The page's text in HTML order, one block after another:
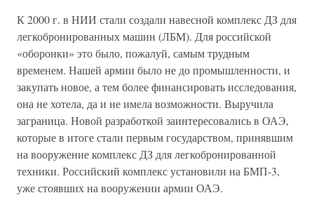
К 2000 г. в НИИ стали создали навесной комплекс ДЗ для
легкобронированных машин (ЛБМ). Для российской
«оборонки» это было, пожалуй, самым трудным
временем. Нашей армии было не до промышленности, и
закупать новое, а тем более финансировать исследования,
она не хотела, да и не имела возможности. Выручила
заграница. Новой разработкой заинтересовались в ОАЭ,
которые в итоге стали первым государством, принявшим
на вооружение комплекс ДЗ для легкобронированной
техники. Российский комплекс установили на БМП-3,
уже стоявших на вооружении армии ОАЭ.